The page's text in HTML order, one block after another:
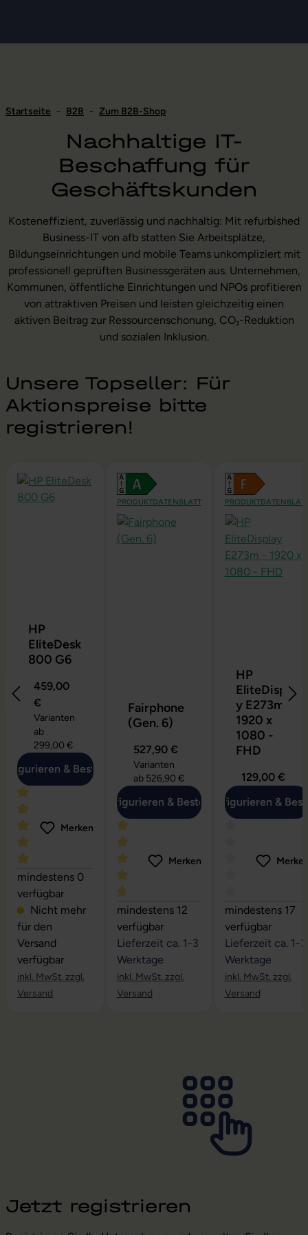
Startseite - B2B - Zum B2B-Shop
Nachhaltige IT-
Beschaffung für
Geschäftskunden
Kosteneffizient, zuverlässig und nachhaltig: Mit refurbished
Business-IT von afb statten Sie Arbeitsplätze,
Bildungseinrichtungen und mobile Teams unkompliziert mit
professionell geprüften Businessgeräten aus. Unternehmen,
Kommunen, öffentliche Einrichtungen und NPOs profitieren
von attraktiven Preisen und leisten gleichzeitig einen
aktiven Beitrag zur Ressourcenschonung, CO₂-Reduktion
und sozialen Inklusion.
Produktgalerie überspringen
Unsere Topseller: Für
Aktionspreise bitte
registrieren!
HP
EliteDesk
800 G6
459,00
€
Varianten
ab
299,00 €
& Bestellen
Durchschnittliche Bewertung von 5 von 5 Sternen
Merken
mindestens 0
verfügbar
Nicht mehr
für den
Versand
verfügbar
inkl. MwSt. zzgl.
Versand
PRODUKTDATENBLATT
Fairphone
(Gen. 6)
527,90 €
Varianten
ab526,90 €
Konfigurieren & Bestellen
Durchschnittliche Bewertung von 4.7
Merken
mindestens 12
verfügbar
Lieferzeit ca. 1-3
Werktage
inkl. MwSt. zzgl.
Versand
HP
EliteDispla
y E273m -
1920 x
1080 -
FHD
129,00 €
Konfigurieren &
mindestens 17
verfügbar
Lieferzeit ca. 1-3
Werktage
inkl. MwSt. zzgl.
Versand
Jetzt registrieren